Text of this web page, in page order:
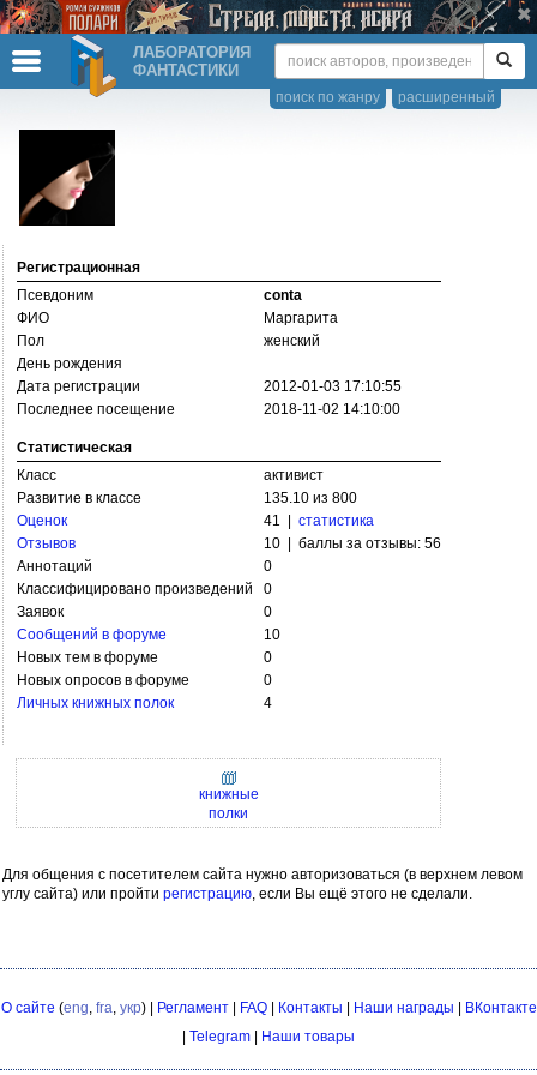
ЛАБОРАТОРИЯ
ФАНТАСТИКИ
расширенный
поиск по жанру
Регистрационная
Псевдоним
conta
ФИО
Маргарита
Пол
женский
День рождения
Дата регистрации
2012-01-03 17:10:55
Последнее посещение
2018-11-02 14:10:00
Статистическая
Класс
активист
Развитие в классе
135.10 из 800
Оценок
41 | статистика
Отзывов
10 | баллы за отзывы: 56
Аннотаций
0
Классифицировано произведений
0
Заявок
0
Сообщений в форуме
10
Новых тем в форуме
0
Новых опросов в форуме
0
Личных книжных полок
4
книжные
полки
Для общения с посетителем сайта нужно авторизоваться (в верхнем левом
углу сайта) или пройти регистрацию, если Вы ещё этого не сделали.
О сайте (eng, fra, укр) | Регламент| FAQ| Контакты Наши награды
ВКонтакте
Telegram Наши товары